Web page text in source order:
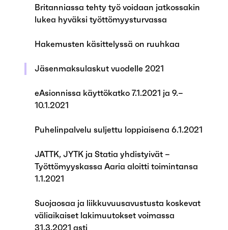
Britanniassa tehty työ voidaan jatkossakin
lukea hyväksi työttömyysturvassa
Hakemusten käsittelyssä on ruuhkaa
Jäsenmaksulaskut vuodelle 2021
eAsionnissa käyttökatko 7.1.2021 ja 9.–
10.1.2021
Puhelinpalvelu suljettu loppiaisena 6.1.2021
JATTK, JYTK ja Statia yhdistyivät –
Työttömyyskassa Aaria aloitti toimintansa
1.1.2021
Suojaosaa ja liikkuvuusavustusta koskevat
väliaikaiset lakimuutokset voimassa
31.3.2021 asti